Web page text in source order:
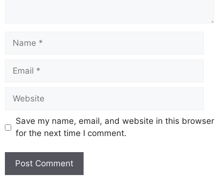
Save my name, email, and website in this browser
for the next time I comment.